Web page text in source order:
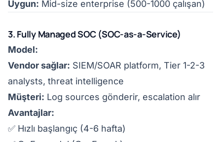
Uygun: Mid-size enterprise (500-1000 çalışan)
3. Fully Managed SOC (SOC-as-a-Service)
Model:
Vendor sağlar: SIEM/SOAR platform, Tier 1-2-3
analysts, threat intelligence
Müşteri: Log sources gönderir, escalation alır
Avantajlar:
✅ Hızlı başlangıç (4-6 hafta)